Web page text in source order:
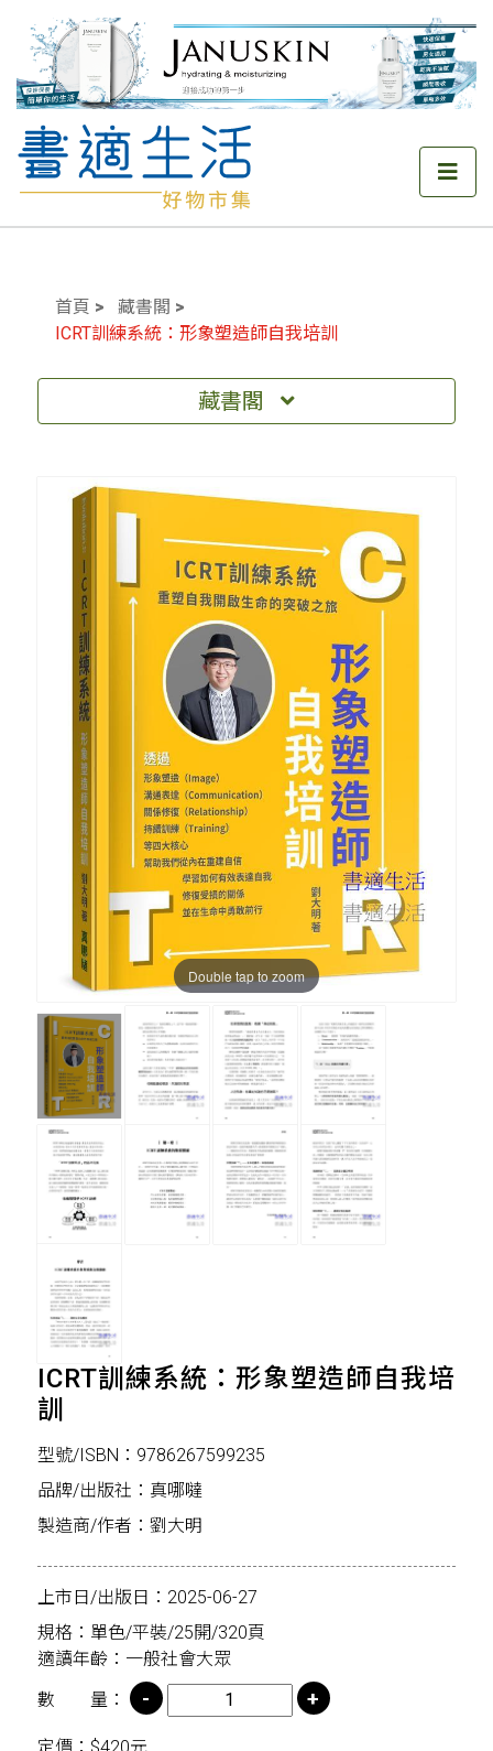
首頁
藏書閣
ICRT訓練系統：形象塑造師自我培訓
藏書閣
Double tap to zoom
ICRT訓練系統：形象塑造師自我培
訓
型號/ISBN：9786267599235
品牌/出版社：​真哪噠
製造商/作者：劉大明
上市日/出版日：2025-06-27
規格：單色/平裝/25開/320頁
適讀年齡：一般社會大眾
數 量：